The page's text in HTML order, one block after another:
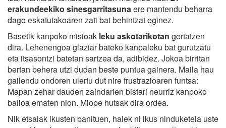
erakundeekiko sinesgarritasunaere mantendu beharra
dago eskatutakoaren zati bat behintzat eginez.
Basetik kanpoko misioak leku askotarikotan gertatzen
dira. Lehenengoa glaziar bateko kanpaleku bat gurutzatu
eta itsasontzi batetan sartzea da, adibidez. Jokoa birritan
bertan behera utzi dudan beste puntua gainera. Maila hau
gailendu ondoren ulertu dut nire frustrazioaren funtsa:
Mapan zehar dauden zaindarien bistari neurriz kanpoko
balioa ematen nion. Miope hutsak dira ordea.
Nik etsaiak ikusten banituen, haiek ni ikus ninduketela uste